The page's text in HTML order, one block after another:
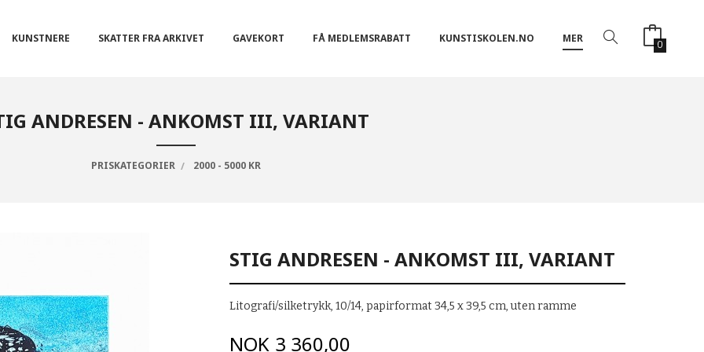
KUNSTNERE SKATTER FRA ARKIVET GAVEKORT FÅ MEDLEMSRABATT KUNSTISKOLEN.NO MER 0
ANDRESEN - ANKOMST III, VARIANT
PRISKATEGORIER 2000 - 5000 KR
STIG ANDRESEN - ANKOMST III, VARIANT
Litografi/silketrykk, 10/14, papirformat 34,5 x 39,5 cm, uten ramme
Pris
NOK 3 360,00